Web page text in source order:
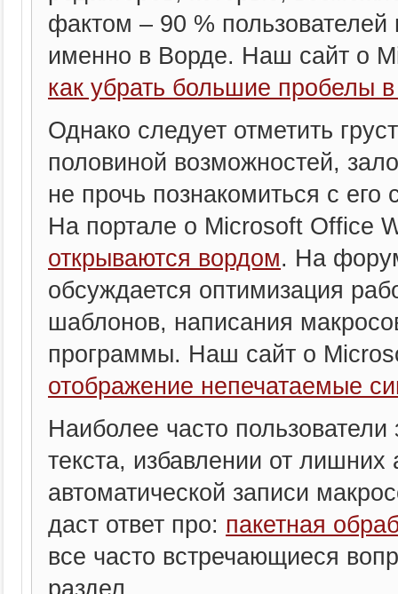
фактом – 90 % пользователей
именно в Ворде. Наш сайт о
как убрать большие пробелы
Однако следует отметить
половиной возможностей,
не прочь познакомиться с
На портале о Microsoft Office
открываются вордом. На
обсуждается оптимизация
шаблонов, написания
программы. Наш сайт о
отображение непечатаемые
Наиболее часто
текста, избавлении от лишних
автоматической записи
даст ответ про: пакетная
все часто встречающиеся
раздел.